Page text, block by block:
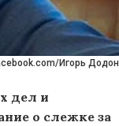
Игорь Додон
дел и
о слежке за